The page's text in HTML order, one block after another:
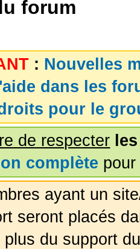
forum
: Nouvelles
dans les
pour le
de respecter
complète
ayant un
seront placés
plus du support